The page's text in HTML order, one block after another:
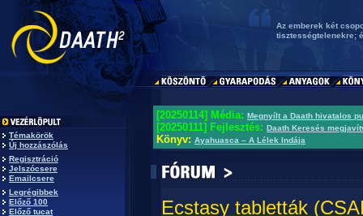
Az emberek két
tisztességtelenekre;
Témakörök
Új hozzászólás
Regisztráció
Jelszócsere
Emailcsere
Legrégibbek
Előző 100
Előző tucat
[20250114] Média: Megnyílt a Daath hivatalos
[20250111] Fejlesztés: Daath Keresés
Könyv: Ayahuasca – A Lélek Indája
Ecstasy tabletták